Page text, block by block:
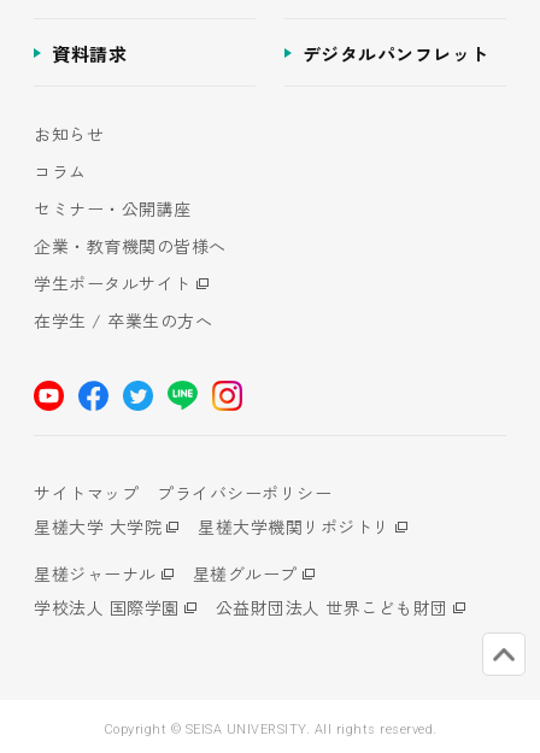
資料請求 デジタルパンフレット
お知らせ
コラム
セミナー・公開講座
企業・教育機関の皆様へ
学生ポータルサイト
在学生 / 卒業生の方へ
サイトマップ
プライバシーポリシー
星槎大学 大学院
星槎大学機関リポジトリ
星槎ジャーナル
星槎グループ
学校法人 国際学園
公益財団法人 世界こども財団
Copyright © SEISA UNIVERSITY. All rights reserved.